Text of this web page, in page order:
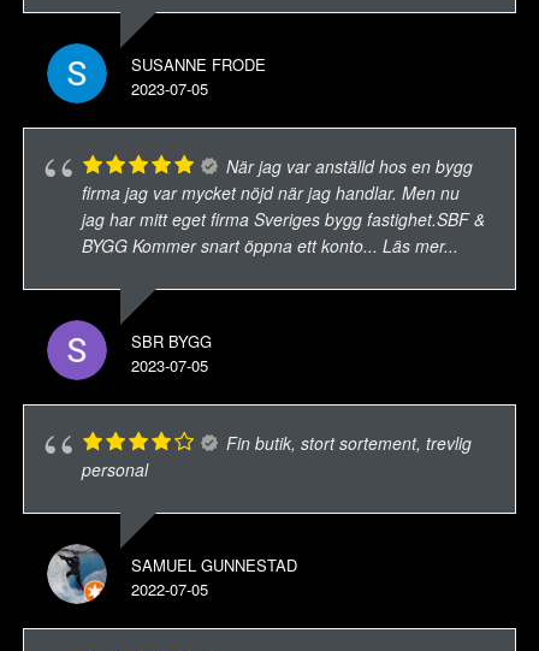
SUSANNE FRODE
2023-07-05
När jag var anställd hos en bygg
firma jag var mycket nöjd när jag handlar. Men nu
jag har mitt eget firma Sveriges bygg fastighet.SBF &
BYGG Kommer snart öppna ett konto... Läs mer...
SBR BYGG
2023-07-05
Fin butik, stort sortement, trevlig
personal
SAMUEL GUNNESTAD
2022-07-05